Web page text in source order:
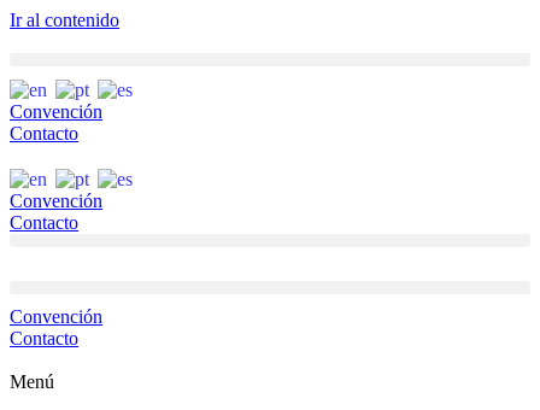
Ir al contenido
Convención
Contacto
Convención
Contacto
Convención
Contacto
Menú